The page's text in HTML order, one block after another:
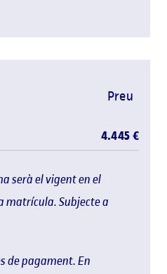
serà el vigent en el
matrícula. Subjecte a
de pagament. En
Preu
4.445 €